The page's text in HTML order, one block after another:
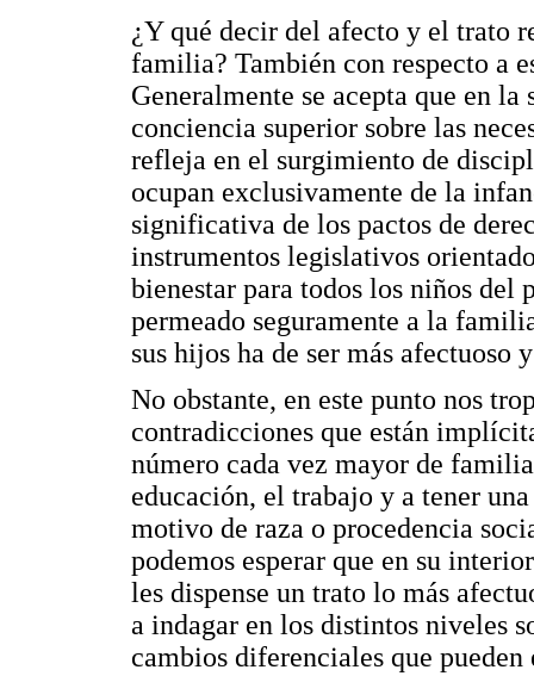
¿Y qué decir del afecto y el trato
familia? También con respecto a
Generalmente se acepta que en
conciencia superior sobre las
refleja en el surgimiento de
ocupan exclusivamente de la
significativa de los pactos de
instrumentos legislativos
bienestar para todos los niños del
permeado seguramente a la
sus hijos ha de ser más afectuoso
No obstante, en este punto nos
contradicciones que están
número cada vez mayor de
educación, el trabajo y a tener
motivo de raza o procedencia
podemos esperar que en su
les dispense un trato lo más
a indagar en los distintos niveles
cambios diferenciales que pueden